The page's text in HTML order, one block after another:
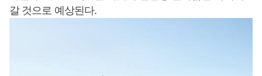
갈 것으로 예상된다.